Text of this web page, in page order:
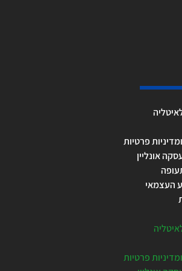
megjelenni az alternatív fizetési módok,
csökkentették a minimális
elektronikus pénztárcák, mint
forradalmasították a tranzakciók
alacsonyabb költségű és
2012-2013 környékén a minimális befizetések
5000 forintra csökkentek a legtöbb
növekvő piaci versenynek is. Ahogy egyre
be a magyar piacra, a játékosokért
ösztönözte az üzemeltetőket,
kínáljanak. Ha többet szeretnél
A szabályozási környezet is
időszakban, bár továbbra is jelentős
iparág számára. A 2012-es szerencsejáték-
פרטיות
אונליין
העצמאי
פרטיות